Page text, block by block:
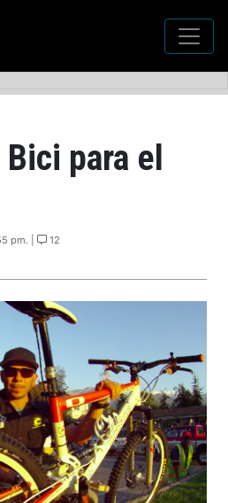
para el
pm. | 12